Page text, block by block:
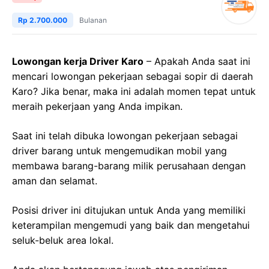
Rp 2.700.000 Bulanan
Lowongan kerja Driver Karo – Apakah Anda saat ini
mencari lowongan pekerjaan sebagai sopir di daerah
Karo? Jika benar, maka ini adalah momen tepat untuk
meraih pekerjaan yang Anda impikan.
Saat ini telah dibuka lowongan pekerjaan sebagai
driver barang untuk mengemudikan mobil yang
membawa barang-barang milik perusahaan dengan
aman dan selamat.
Posisi driver ini ditujukan untuk Anda yang memiliki
keterampilan mengemudi yang baik dan mengetahui
seluk-beluk area lokal.